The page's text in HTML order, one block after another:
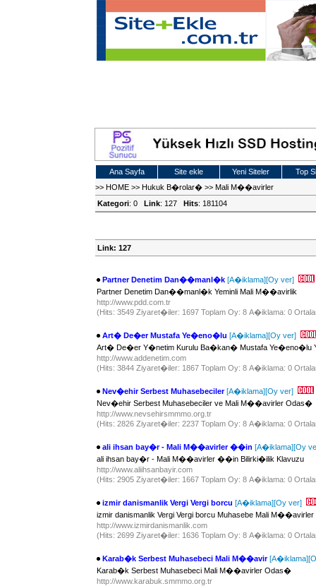
Ana Sayfa Site ekle Yeni Siteler
Top
>> HOME >> Hukuk B�rolar� >> Mali M��avirler
Kategori: 0 Link: 127 Hits: 181104
Link: 127
Partner Denetim Dan��manl�k [A�iklama][Oy ver]
Partner Denetim Dan��manl�k Yeminli Mali M��avirlik
http://www.pdd.com.tr
(Hits: 3549 Ziyaret�iler: 1697 Toplam Oy: 8 A�iklama: 0
Art� De�er Mustafa Ye�eno�lu [A�iklama][Oy ver]
Art� De�er Y�netim Kurulu Ba�kan� Mustafa Ye�eno�lu
http://www.addenetim.com
(Hits: 3844 Ziyaret�iler: 1867 Toplam Oy: 8 A�iklama: 0
Nev�ehir Serbest Muhasebeciler[A�iklama][Oy ver]
Nev�ehir Serbest Muhasebeciler ve Mali M��avirler Odas�
http://www.nevsehirsmmmo.org.tr
(Hits: 2826 Ziyaret�iler: 2237 Toplam Oy: 8 A�iklama: 0
ali ihsan bay�r - Mali M��avirler ��in [A�iklama][Oy
ali ihsan bay�r - Mali M��avirler ��in Bilirki�ilik Klavuzu
http://www.aliihsanbayir.com
(Hits: 2905 Ziyaret�iler: 1667 Toplam Oy: 8 A�iklama: 0
izmir danismanlik Vergi Vergi borcu [A�iklama][Oy ver]
izmir danismanlik Vergi Vergi borcu Muhasebe Mali M��avirler
http://www.izmirdanismanlik.com
(Hits: 2699 Ziyaret�iler: 1636 Toplam Oy: 8 A�iklama: 0
Karab�k Serbest Muhasebeci Mali M��avir [A�iklama]
Karab�k Serbest Muhasebeci Mali M��avirler Odas�
http://www.karabuk.smmmo.org.tr